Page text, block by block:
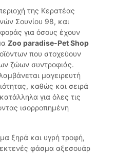
της Κερατέας
Σουνίου 98, και
για όσους έχουν
Zoo paradise-Pet Shop
που στοχεύουν
ζώων συντροφιάς.
μαγειρευτή
καθώς και σειρά
για όλες τις
ισορροπημένη
ξηρά και υγρή τροφή,
εκτενές φάσμα αξεσουάρ